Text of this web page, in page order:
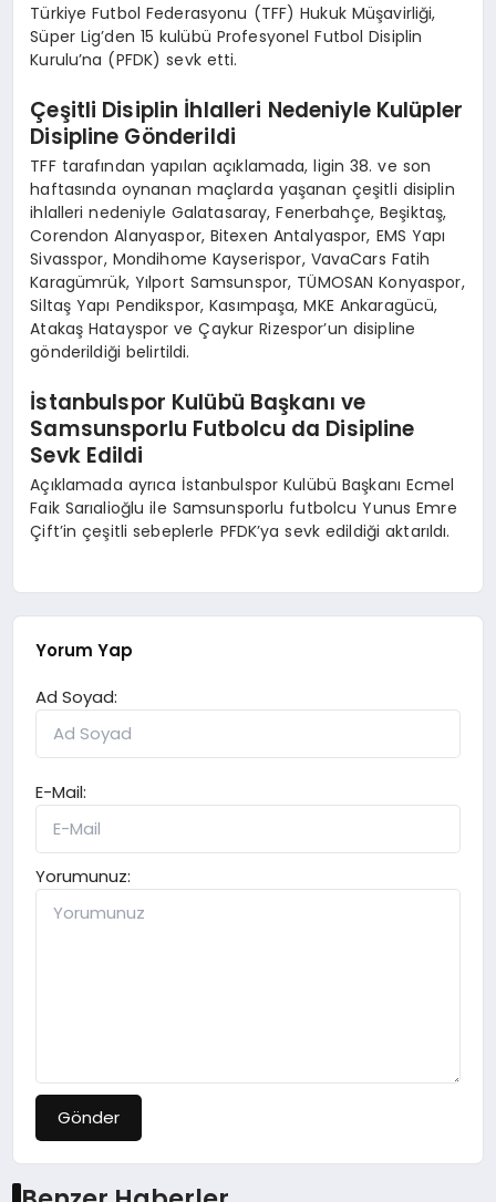
Türkiye Futbol Federasyonu (TFF) Hukuk Müşavirliği,
Süper Lig’den 15 kulübü Profesyonel Futbol Disiplin
Kurulu’na (PFDK) sevk etti.
Çeşitli Disiplin İhlalleri Nedeniyle Kulüpler
Disipline Gönderildi
TFF tarafından yapılan açıklamada, ligin 38. ve son
haftasında oynanan maçlarda yaşanan çeşitli disiplin
ihlalleri nedeniyle Galatasaray, Fenerbahçe, Beşiktaş,
Corendon Alanyaspor, Bitexen Antalyaspor, EMS Yapı
Sivasspor, Mondihome Kayserispor, VavaCars Fatih
Karagümrük, Yılport Samsunspor, TÜMOSAN Konyaspor,
Siltaş Yapı Pendikspor, Kasımpaşa, MKE Ankaragücü,
Atakaş Hatayspor ve Çaykur Rizespor’un disipline
gönderildiği belirtildi.
İstanbulspor Kulübü Başkanı ve
Samsunsporlu Futbolcu da Disipline
Sevk Edildi
Açıklamada ayrıca İstanbulspor Kulübü Başkanı Ecmel
Faik Sarıalioğlu ile Samsunsporlu futbolcu Yunus Emre
Çift’in çeşitli sebeplerle PFDK’ya sevk edildiği aktarıldı.
Yorum Yap
Ad Soyad:
E-Mail:
Yorumunuz:
Gönder